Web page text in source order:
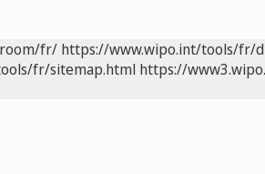
fr/ https://www.wipo.int/tools/fr/
fr/sitemap.html https://